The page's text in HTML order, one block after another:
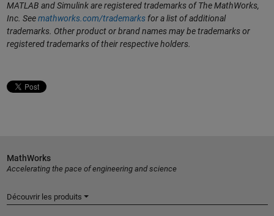
MATLAB and Simulink are registered trademarks of The MathWorks,
Inc. Seemathworks.com/trademarksfor a list of additional
trademarks. Other product or brand names may be trademarks or
registered trademarks of their respective holders.
MathWorks
Accelerating the pace of engineering and science
Découvrir les produits